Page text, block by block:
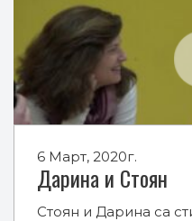
6 Март, 2020г.
Дарина и Стоян
Стоян и Дарина са